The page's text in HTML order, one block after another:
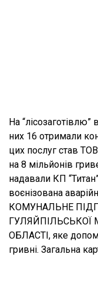
На
них 16 отримали
цих послуг став
на 8 мільйонів
надавали КП
воєнізована
КОМУНАЛЬНЕ
ГУЛЯЙПІЛЬСЬКОЇ
ОБЛАСТІ, яке
гривні. Загальна